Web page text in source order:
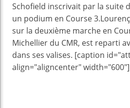
Schofield inscrivait par la suite
un podium en Course
sur la deuxième marche en
Michellier du CMR, est reparti
dans ses valises. [caption
align="aligncenter" width="600"]